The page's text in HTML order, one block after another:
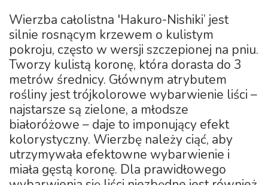
Wierzba całolistna 'Hakuro-Nishiki’ jest
silnie rosnącym krzewem o kulistym
pokroju, często w wersji szczepionej na pniu.
Tworzy kulistą koronę, która dorasta do 3
metrów średnicy. Głównym atrybutem
rośliny jest trójkolorowe wybarwienie liści –
najstarsze są zielone, a młodsze
białoróżowe – daje to imponujący efekt
kolorystyczny. Wierzbę należy ciąć, aby
utrzymywała efektowne wybarwienie i
miała gęstą koronę. Dla prawidłowego